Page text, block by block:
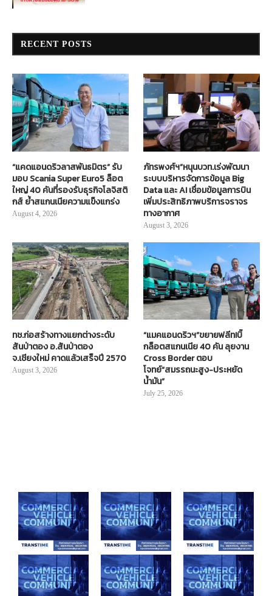
RECENT POSTS
“แคดแอนดริวลาสพันธมิตร” รับ
มอบ Scania Super Euro5 ล็อต
ใหญ่ 40 คันที่รองรับธุรกิจโลจิสติ
กส์ ย้ำสแกนเนียความแข็งแกร่ง
August 4, 2026
ภัทรพงศ์ฯ”หนุนบวท.เร่งพัฒนา
ระบบบริหารจัดการข้อมูล Big
Data และ AI เชื่อมข้อมูลการบิน
เพิ่มประสิทธิภาพบริการจราจร
ทางอากาศ
August 3, 2026
ทช.ก่อสร้างทางแยกต่างระดับ
สันป่าตอง อ.สันป่าตอง
จ.เชียงใหม่ คาดแล้วเสร็จปี 2570
August 3, 2026
“แมคแอนดริวฯ”ขยายฟลีท!บิ๊
กล็อตสแกนเนีย 40 คัน ลุยงาน
Cross Border ตอบ
โจทย์“สมรรถนะสูง-ประหยัด
น้ำมัน”
July 25, 2026